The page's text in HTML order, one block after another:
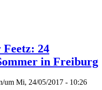
Feetz: 24
in Freiburg
um Mi, 24/05/2017 - 10:26